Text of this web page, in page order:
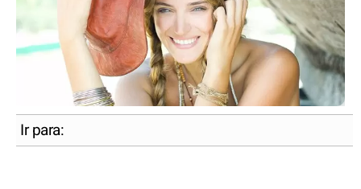
Ir para: